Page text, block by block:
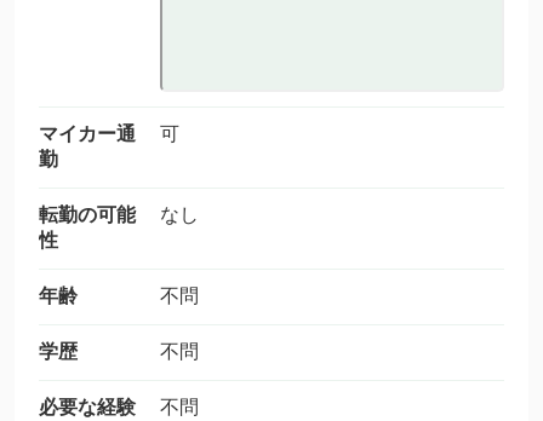
マイカー通
勤
可
転勤の可能
性
なし
年齢 不問
学歴 不問
必要な経験
不問